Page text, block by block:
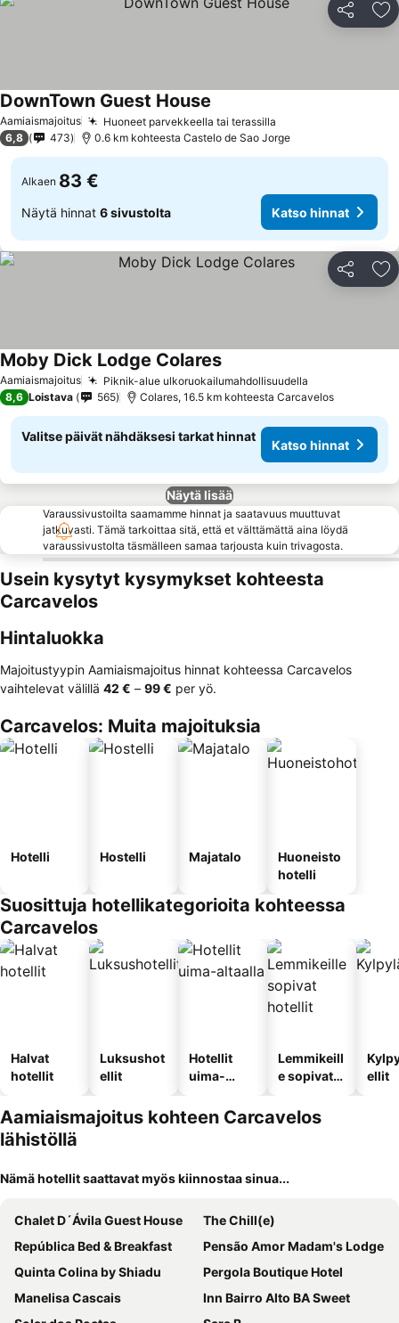
Jaa
Aamiaismajoitus Huoneet parvekkeella tai terassilla
DownTown Guest House
6,8 473 0.6 km kohteesta Castelo de Sao Jorge
Alkaen 83 €
Näytä hinnat 6 sivustolta Katso hinnat
Jaa
Aamiaismajoitus Piknik-alue ulkoruokailumahdollisuudella
Moby Dick Lodge Colares
8,6 Loistava 565 Colares, 16.5 km kohteesta Carcavelos
Valitse päivät nähdäksesi tarkat hinnat
Katso hinnat
Näytä lisää
Varaussivustoilta saamamme hinnat ja saatavuus muuttuvat
jatkuvasti. Tämä tarkoittaa sitä, että et välttämättä aina löydä
varaussivustolta täsmälleen samaa tarjousta kuin trivagosta.
Usein kysytyt kysymykset kohteesta
Carcavelos
Hintaluokka
Majoitustyypin Aamiaismajoitus hinnat kohteessa Carcavelos
vaihtelevat välillä ‎42 € – ‎99 € per yö.
Carcavelos: Muita majoituksia
Hotelli Hostelli Majatalo
Huoneisto
hotelli
Suosittuja hotellikategorioita kohteessa
Carcavelos
Halvat
hotellit
Luksushot
ellit
Hotellit
uima-
Lemmikeill
e sopivat
ellit
Aamiaismajoitus kohteen Carcavelos
lähistöllä
Nämä hotellit saattavat myös kiinnostaa sinua...
Chalet D´Ávila Guest House
The Chill(e)
República Bed & Breakfast
Pensão Amor Madam's Lodge
Quinta Colina by Shiadu
Pergola Boutique Hotel
Manelisa Cascais
Inn Bairro Alto BA Sweet